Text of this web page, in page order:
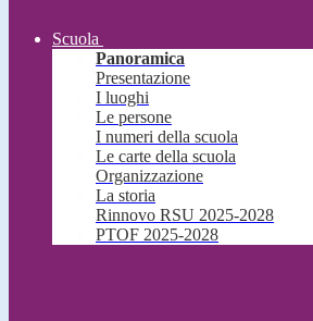
Scuola
Panoramica
Presentazione
I luoghi
Le persone
I numeri della scuola
Le carte della scuola
Organizzazione
La storia
Rinnovo RSU 2025-2028
PTOF 2025-2028